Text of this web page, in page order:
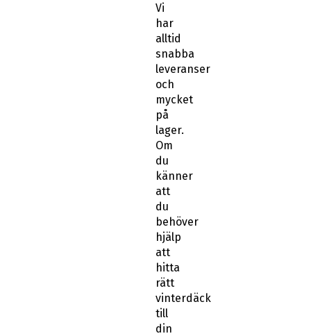
Vi
har
alltid
snabba
leveranser
och
mycket
på
lager.
Om
du
känner
att
du
behöver
hjälp
att
hitta
rätt
vinterdäck
till
din